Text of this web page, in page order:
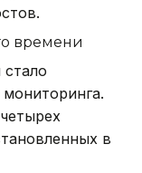
времени
в